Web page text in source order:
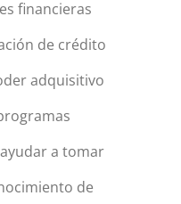
financieras
de crédito
adquisitivo
a tomar
de